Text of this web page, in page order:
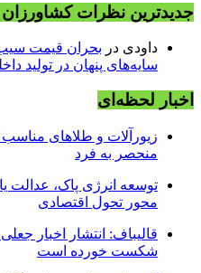
جدیدترین نظرات کشاورزان
داودی در بحران قیمت
سایه‌های پنهان در تولید
اخبار لحظه‌ای
زیورآلات و طلاهای
منحصر به فرد
توسعه انرژی پاک، عدالت
محور تحول اقتصادی
قالیباف: انتشار اخبار
شکست خورده است